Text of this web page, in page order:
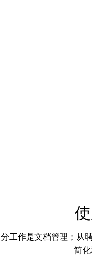
分工作是文档管理；从
简化